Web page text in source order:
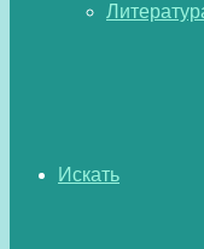
Искать